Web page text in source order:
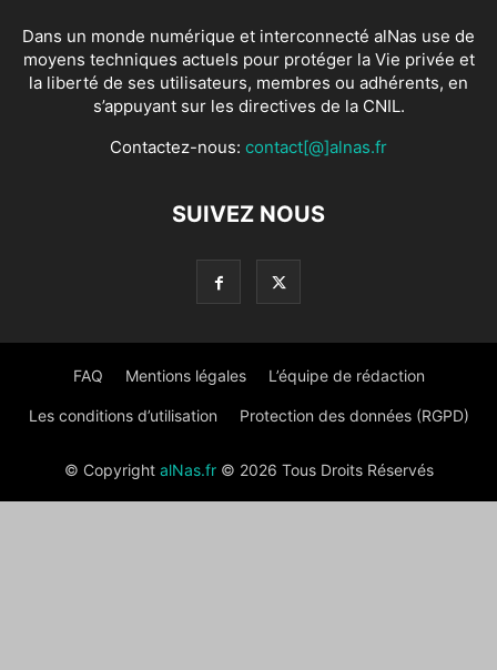
Dans un monde numérique et interconnecté alNas use de
moyens techniques actuels pour protéger la Vie privée et
la liberté de ses utilisateurs, membres ou adhérents, en
s’appuyant sur les directives de la CNIL.
Contactez-nous: contact[@]alnas.fr
SUIVEZ NOUS
FAQ Mentions légales L’équipe de rédaction
Les conditions d’utilisation Protection des données (RGPD)
© Copyright alNas.fr© 2026 Tous Droits Réservés